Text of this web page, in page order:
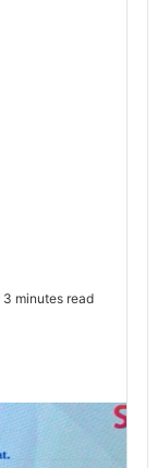
3 minutes read